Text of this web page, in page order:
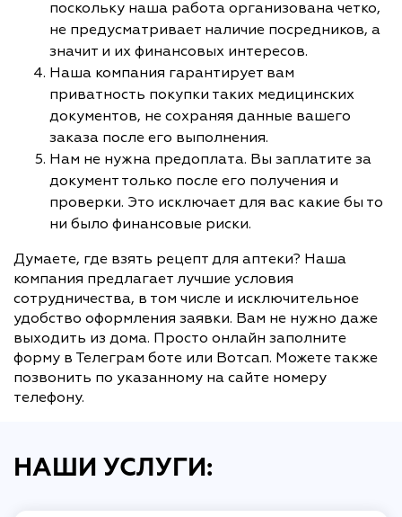
поскольку наша работа организована четко,
не предусматривает наличие посредников, а
значит и их финансовых интересов.
Наша компания гарантирует вам
приватность покупки таких медицинских
документов, не сохраняя данные вашего
заказа после его выполнения.
Нам не нужна предоплата. Вы заплатите за
документ только после его получения и
проверки. Это исключает для вас какие бы то
ни было финансовые риски.
Думаете, где взять рецепт для аптеки? Наша
компания предлагает лучшие условия
сотрудничества, в том числе и исключительное
удобство оформления заявки. Вам не нужно даже
выходить из дома. Просто онлайн заполните
форму в Телеграм боте или Вотсап. Можете также
позвонить по указанному на сайте номеру
телефону.
НАШИ УСЛУГИ: